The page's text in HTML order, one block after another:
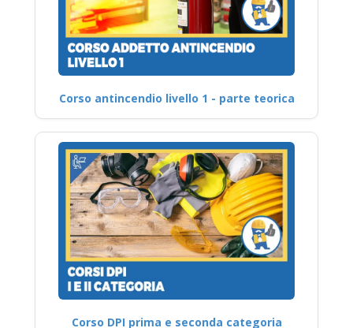
Corso antincendio livello 1 - parte teorica
Corso DPI prima e seconda categoria